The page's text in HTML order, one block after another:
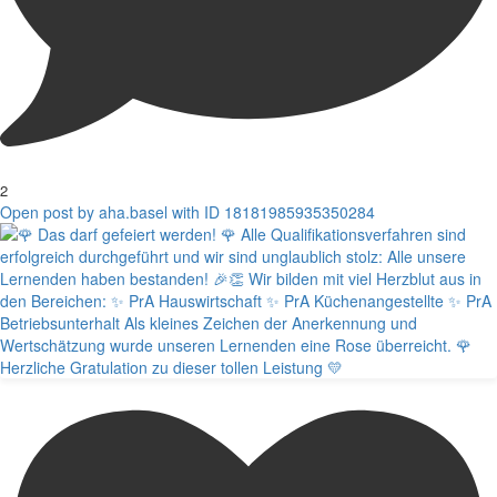
2
Open post by aha.basel with ID 18181985935350284